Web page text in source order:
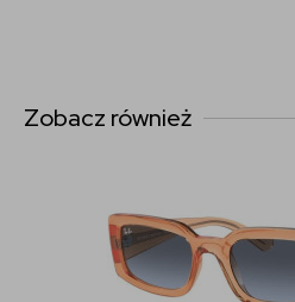
Zobacz również